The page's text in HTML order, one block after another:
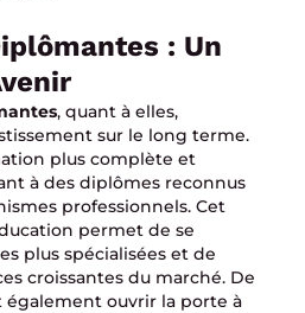
: Un
, quant à elles,
sur le long terme.
plus complète et
à des diplômes reconnus
professionnels. Cet
permet de se
plus spécialisées et de
croissantes du marché. De
ouvrir la porte à